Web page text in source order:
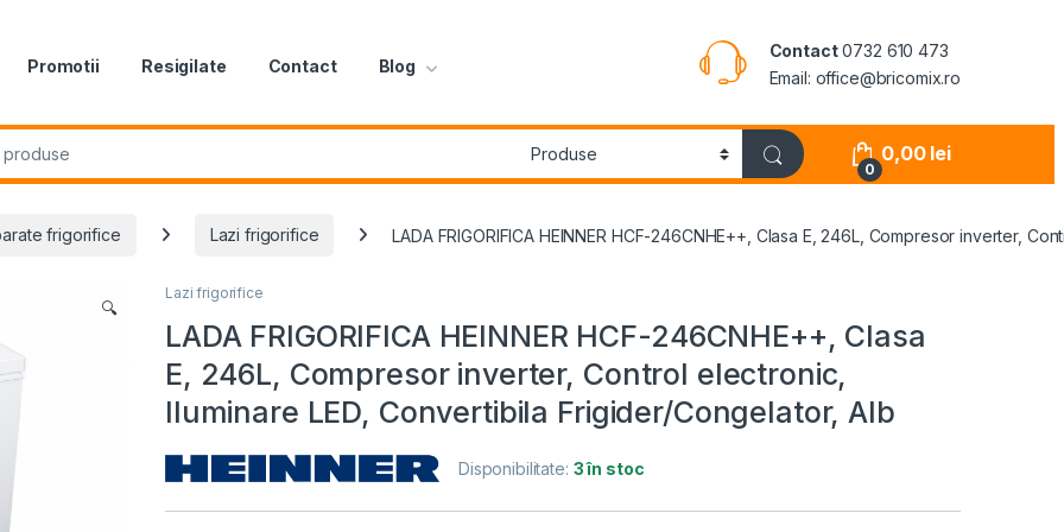
Promotii Resigilate Contact Blog
Contact0732 610 473
Email: office@bricomix.ro
0
0,00 lei
frigorifice Lazi frigorifice LADA FRIGORIFICA HEINNER HCF-246CNHE++, Clasa E, 246L, Compresor inverter,
🔍
Lazi frigorifice
LADA FRIGORIFICA HEINNER HCF-246CNHE++, Clasa
E, 246L, Compresor inverter, Control electronic,
Iluminare LED, Convertibila Frigider/Congelator, Alb
Disponibilitate: 3 în stoc